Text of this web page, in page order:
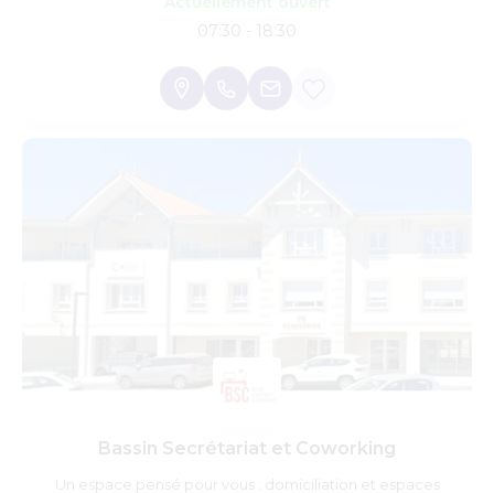
07:30 - 18:30
Bassin Secrétariat et Coworking
Un espace pensé pour vous : domiciliation et espaces